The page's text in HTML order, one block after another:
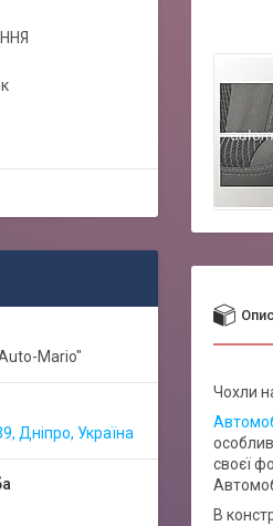
Опис
Чохли
своєї
В
Mario"
Дніпро, Україна